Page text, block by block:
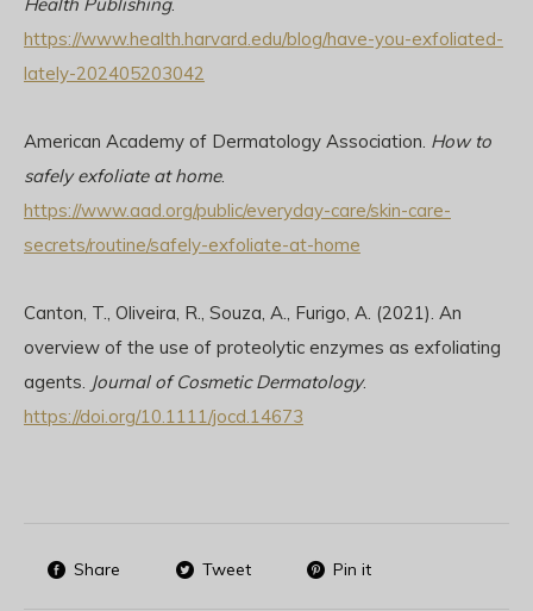
https://www.health.harvard.edu/blog/have-you-exfoliated-
lately-202405203042
American Academy of Dermatology Association. How to
safely exfoliate at home.
https://www.aad.org/public/everyday-care/skin-care-
secrets/routine/safely-exfoliate-at-home
Canton, T., Oliveira, R., Souza, A., Furigo, A. (2021). An
overview of the use of proteolytic enzymes as exfoliating
agents. Journal of Cosmetic Dermatology.
https://doi.org/10.1111/jocd.14673
Share Tweet Pin it